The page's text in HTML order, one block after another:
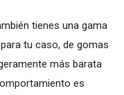
tienes una gama
tu caso, de gomas
más barata
es